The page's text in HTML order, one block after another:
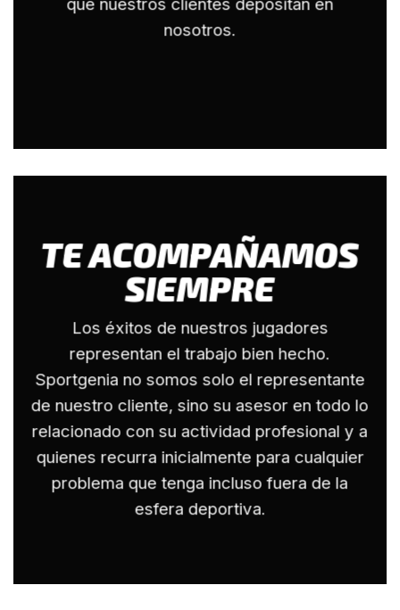
que nuestros clientes depositan en
nosotros.
TE ACOMPAÑAMOS
SIEMPRE
Los éxitos de nuestros jugadores
representan el trabajo bien hecho.
Sportgenia no somos solo el representante
de nuestro cliente, sino su asesor en todo lo
relacionado con su actividad profesional y a
quienes recurra inicialmente para cualquier
problema que tenga incluso fuera de la
esfera deportiva.